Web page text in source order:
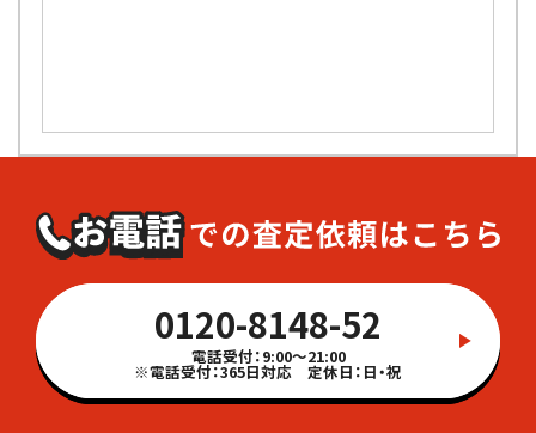
0120-8148-52
電話受付：9:00～21:00
※電話受付：365日対応 定休日：日・祝